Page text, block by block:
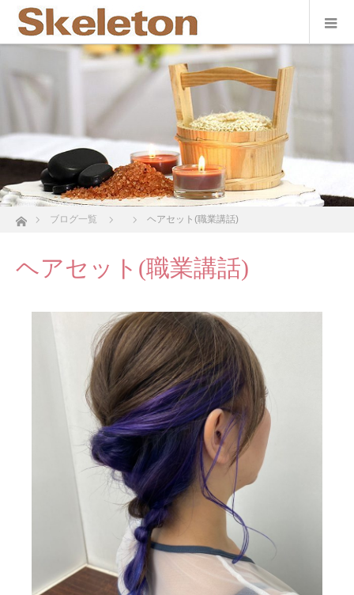
ホームブログ一覧 ヘアセット(職業講話)
ヘアセット(職業講話)